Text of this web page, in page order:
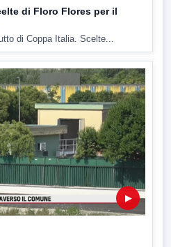
di Floro Flores per il
di Coppa Italia. Scelte...
▶